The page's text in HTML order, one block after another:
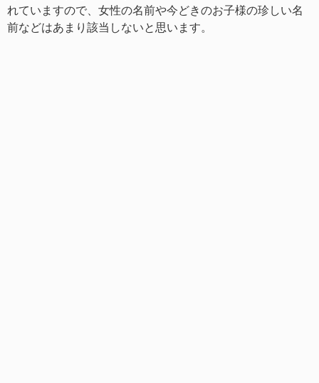
れていますので、女性の名前や今どきのお子様の珍しい名
前などはあまり該当しないと思います。